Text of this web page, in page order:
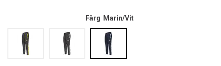
Färg Marin/Vit